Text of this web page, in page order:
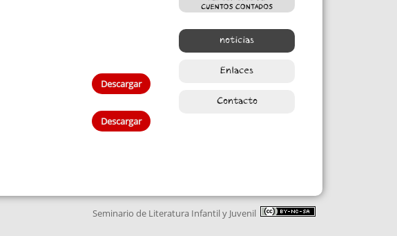
noticias
Enlaces
Contacto
Descargar
Descargar
Seminario de Literatura Infantil y Juvenil